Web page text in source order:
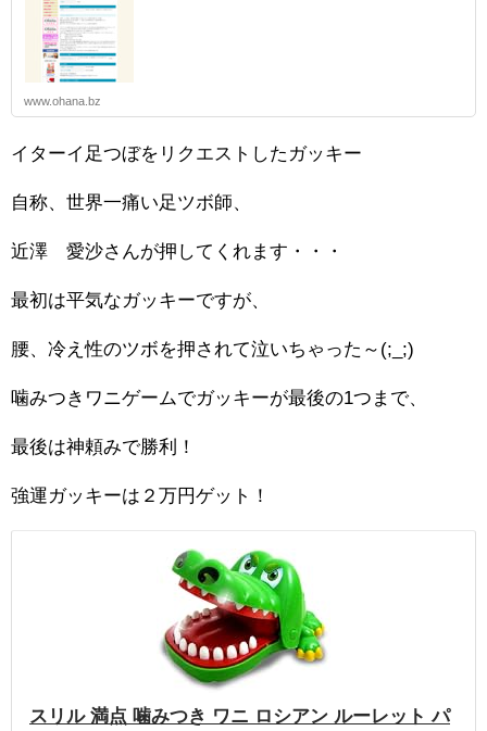
www.ohana.bz
イターイ足つぼをリクエストしたガッキー
自称、世界一痛い足ツボ師、
近澤 愛沙さんが押してくれます・・・
最初は平気なガッキーですが、
腰、冷え性のツボを押されて泣いちゃった～(;_;)
噛みつきワニゲームでガッキーが最後の1つまで、
最後は神頼みで勝利！
強運ガッキーは２万円ゲット！
スリル 満点 噛みつき ワニ ロシアン ルーレット パ